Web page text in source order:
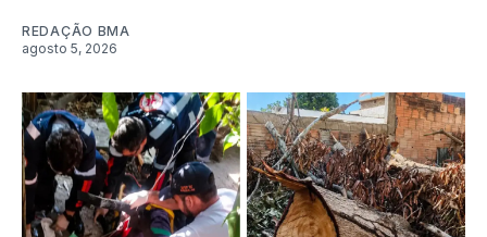
REDAÇÃO BMA
agosto 5, 2026